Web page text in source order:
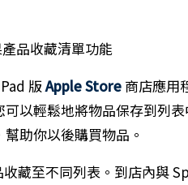
版Apple Store商店應用
以輕鬆地將物品保存到列
助你以後購買物品。
藏至不同列表。到店內與